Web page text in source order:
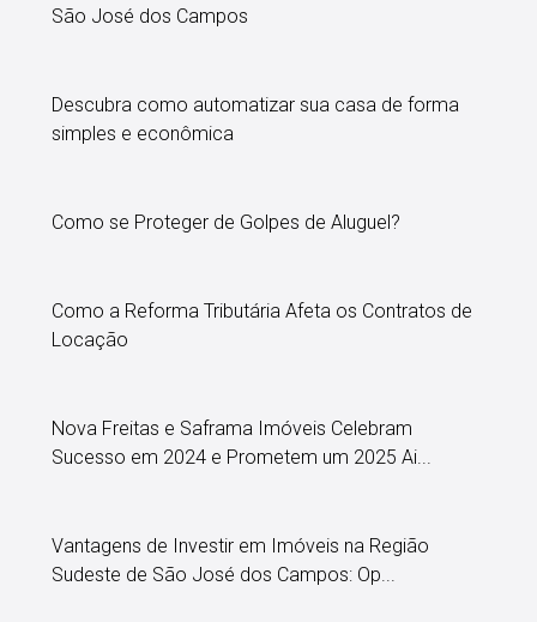
São José dos Campos
Descubra como automatizar sua casa de forma
simples e econômica
Como se Proteger de Golpes de Aluguel?
Como a Reforma Tributária Afeta os Contratos de
Locação
Nova Freitas e Saframa Imóveis Celebram
Sucesso em 2024 e Prometem um 2025 Ai...
Vantagens de Investir em Imóveis na Região
Sudeste de São José dos Campos: Op...